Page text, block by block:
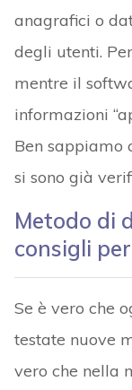
anagrafici o
degli utenti.
mentre il
informazioni
Ben sappiamo
si sono già
Metodo di
consigli
Se è vero che
testate nuove
vero che nella